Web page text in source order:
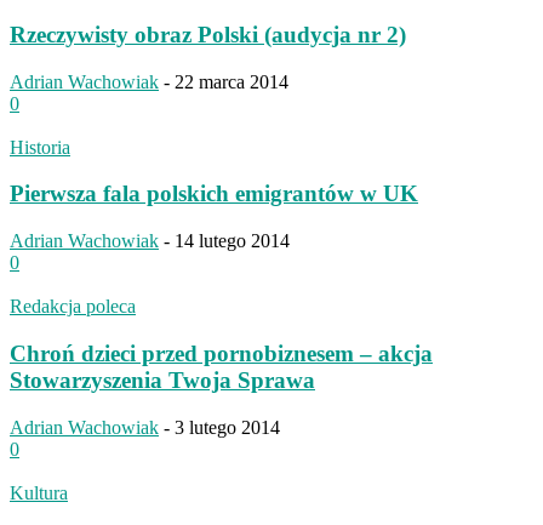
Rzeczywisty obraz Polski (audycja nr 2)
Adrian Wachowiak - 22 marca 2014
0
Historia
Pierwsza fala polskich emigrantów w UK
Adrian Wachowiak - 14 lutego 2014
0
Redakcja poleca
Chroń dzieci przed pornobiznesem – akcja
Stowarzyszenia Twoja Sprawa
Adrian Wachowiak - 3 lutego 2014
0
Kultura